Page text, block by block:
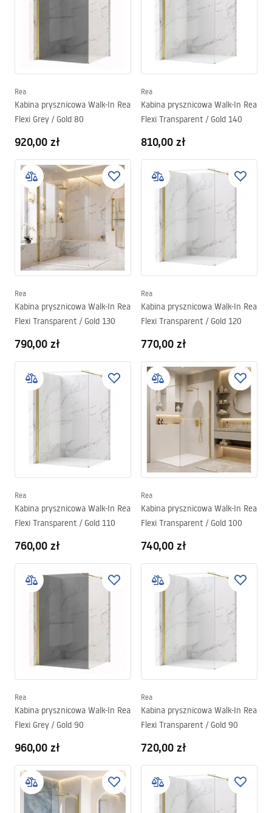
Rea
Kabina prysznicowa Walk-In Rea
Flexi Grey / Gold 80
920,00 zł
Rea
Kabina prysznicowa Walk-In Rea
Flexi Transparent / Gold 140
810,00 zł
Rea
Kabina prysznicowa Walk-In Rea
Flexi Transparent / Gold 130
790,00 zł
Rea
Kabina prysznicowa Walk-In Rea
Flexi Transparent / Gold 120
770,00 zł
Rea
Kabina prysznicowa Walk-In Rea
Flexi Transparent / Gold 110
760,00 zł
Rea
Kabina prysznicowa Walk-In Rea
Flexi Transparent / Gold 100
740,00 zł
Rea
Kabina prysznicowa Walk-In Rea
Flexi Grey / Gold 90
960,00 zł
Rea
Kabina prysznicowa Walk-In Rea
Flexi Transparent / Gold 90
720,00 zł